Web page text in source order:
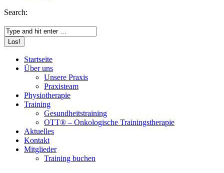
Search:
Startseite
Über uns
Unsere Praxis
Praxisteam
Physiotherapie
Training
Gesundheitstraining
OTT® – Onkologische Trainingstherapie
Aktuelles
Kontakt
Mitglieder
Training buchen